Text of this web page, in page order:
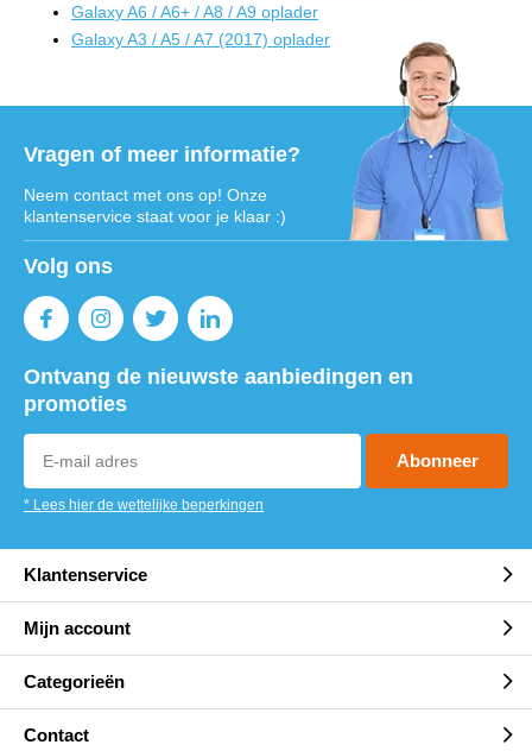
Galaxy A6 / A6+ / A8 / A9 oplader
Galaxy A3 / A5 / A7 (2017) oplader
Vragen of meer informatie?
Neem contact met ons op! Onze
klantenservice staat voor je klaar :)
Volg ons
Ontvang de nieuwste aanbiedingen en
promoties
Abonneer
* Lees hier de wettelijke beperkingen
Klantenservice
Mijn account
Categorieën
Contact